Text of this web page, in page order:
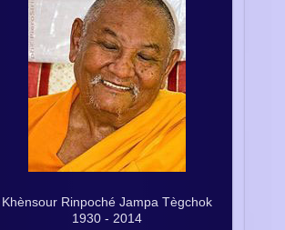
Khènsour Rinpoché Jampa Tègchok
1930 - 2014